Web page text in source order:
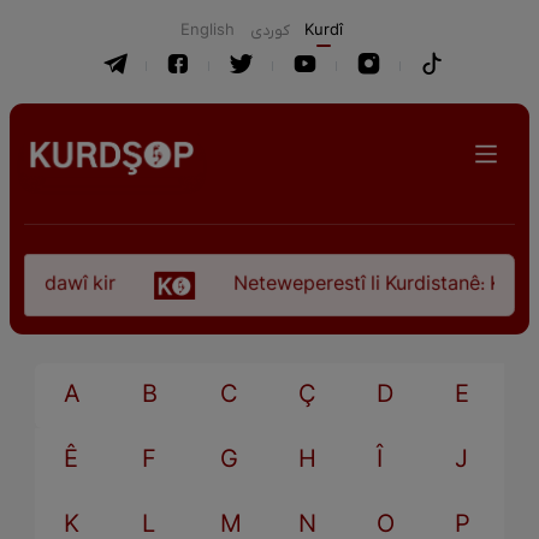
English كوردی Kurdî
dawî kir Neteweperestî li Kurdistanê:
A B C Ç D E
Ê F G H Î J
K L M N O P